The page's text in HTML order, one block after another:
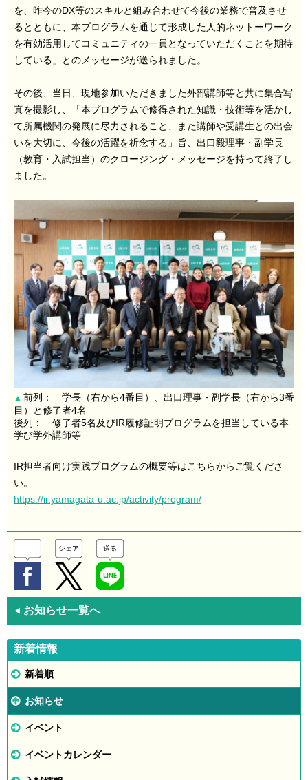
を、昨今のDX等のスキルと組み合わせて今後の業務で普及させ
るとともに、本プログラムを通じて形成した人的ネットーワーク
を有効活用してコミュニティの一員となっていただくことを期待
している」とのメッセージが送られました。
その後、当日、現地参加いただきました外部講師等と共に集合写
真を撮影し、「本プログラムで修得された知識・技術等を活かし
て所属機関の発展に尽力されること、また講師や受講生との出会
いを大切に、今後の活躍を祈念する」旨、出口毅理事・副学長
（教育・入試担当）のクロージング・メッセージを持って終了し
ました。
▲ 前列： 学長（右から4番目）、出口理事・副学長（右から3番
目）と修了者4名
後列： 修了者5名及びIR履修証明プログラムを担当している本
学び学外講師等
IR担当者向け実践プログラムの概要等はこちらからご覧くださ
い。
https://ir.yamagata-u.ac.jp/activity/program/
シェア 送る
◀ お知らせ一覧へ
新着情報
新着順
お知らせ
イベント
イベントカレンダー